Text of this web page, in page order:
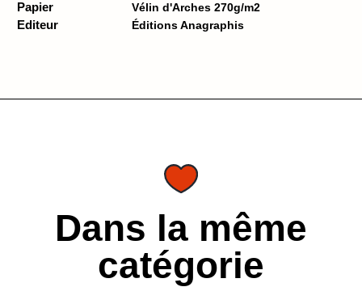
Papier Vélin d'Arches 270g/m2
Editeur Éditions Anagraphis
Dans la même
catégorie